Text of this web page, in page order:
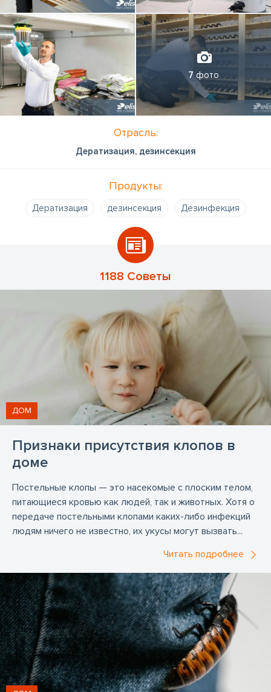
7 фото
Отрасль:
Дератизация, дезинсекция
Продукты:
Дератизация дезинсекция Дезинфекция
1188 Советы
Признаки присутствия клопов в
доме
ДОМ
Постельные клопы — это насекомые с плоским телом,
питающиеся кровью как людей, так и животных. Хотя о
передаче постельными клопами каких-либо инфекций
людям ничего не известно, их укусы могут вызвать...
Читать подробнее